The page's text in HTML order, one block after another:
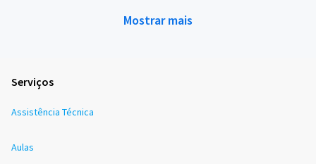
Mostrar mais
Serviços
Assistência Técnica
Aulas